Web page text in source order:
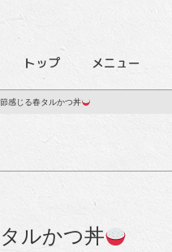
トップ メニュー
感じる春タルかつ丼
ルかつ丼